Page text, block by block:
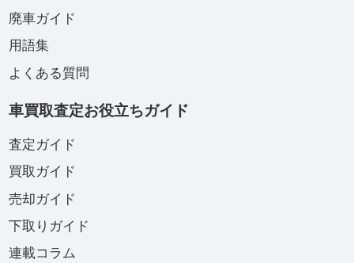
廃車ガイド
用語集
よくある質問
車買取査定お役立ちガイド
査定ガイド
買取ガイド
売却ガイド
下取りガイド
連載コラム